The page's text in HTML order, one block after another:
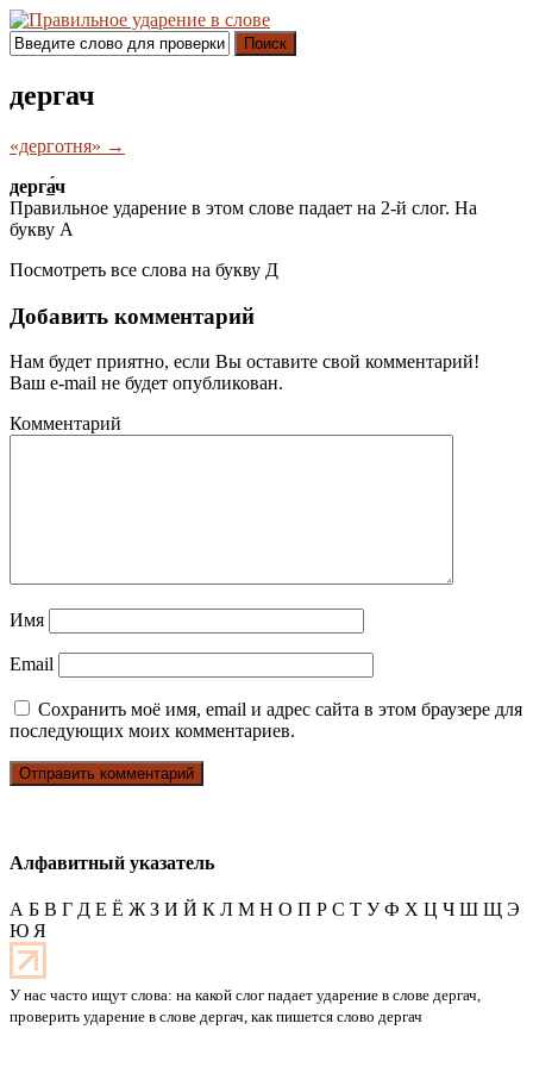
Поиск
дергач
«дерготня» →
дерга́ч
Правильное ударение в этом слове падает на 2-й слог. На
букву А
Посмотреть все слова на букву Д
Добавить комментарий
Нам будет приятно, если Вы оставите свой комментарий!
Ваш e-mail не будет опубликован.
Комментарий
Имя
Email
Сохранить моё имя, email и адрес сайта в этом браузере для
последующих моих комментариев.
Алфавитный указатель
А Б В Г Д Е Ё Ж З И Й К Л М Н О П Р С Т У Ф Х Ц Ч Ш Щ Э
Ю Я
У нас часто ищут слова: на какой слог падает ударение в слове дергач,
проверить ударение в слове дергач, как пишется слово дергач